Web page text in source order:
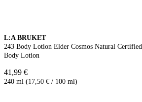
L:A BRUKET
243 Body Lotion Elder Cosmos Natural Certified
Body Lotion
41,99 €
240 ml (17,50 € / 100 ml)